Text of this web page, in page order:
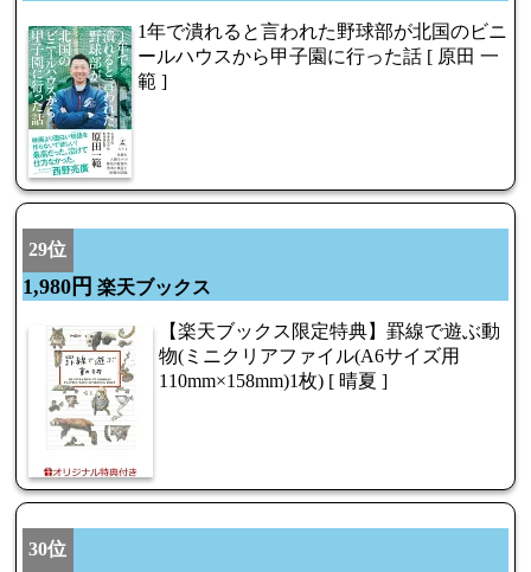
1年で潰れると言われた野球部が北国のビニ
ールハウスから甲子園に行った話 [ 原田 一
範 ]
29位
1,980円 楽天ブックス
【楽天ブックス限定特典】罫線で遊ぶ動
物(ミニクリアファイル(A6サイズ用
110mm×158mm)1枚) [ 晴夏 ]
30位